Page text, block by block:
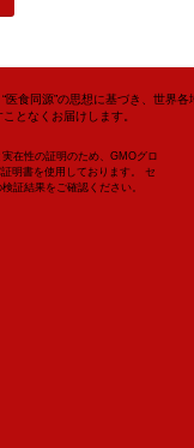
食同源”の思想に基づき、世界
となくお届けします。
在性の証明のため、GMOグロ
明書を使用しております。 セ
証結果をご確認ください。